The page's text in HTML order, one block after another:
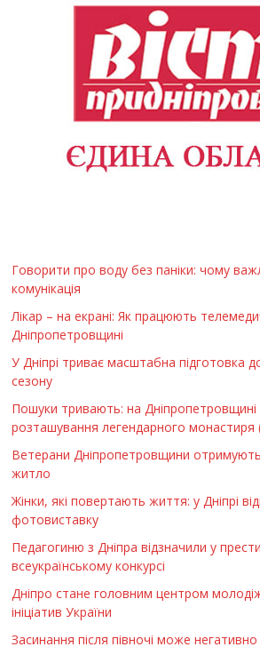
Говорити про воду без паніки: чому
комунікація
Лікар – на екрані: Як працюють
Дніпропетровщині
У Дніпрі триває масштабна підготовка
сезону
Пошуки тривають: на Дніпропетровщині
розташування легендарного
Ветерани Дніпропетровщини
житло
Жінки, які повертають життя: у Дніпрі
фотовиставку
Педагогиню з Дніпра відзначили у
всеукраїнському конкурсі
Дніпро стане головним центром
ініціатив України
Засинання після півночі може